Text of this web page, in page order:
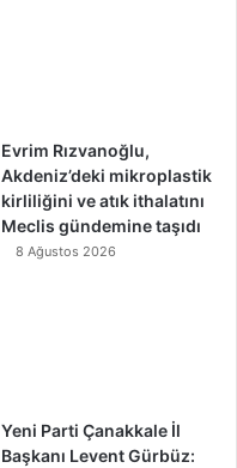
Evrim Rızvanoğlu,
Akdeniz’deki mikroplastik
kirliliğini ve atık ithalatını
Meclis gündemine taşıdı
8 Ağustos 2026
Yeni Parti Çanakkale İl
Başkanı Levent Gürbüz: